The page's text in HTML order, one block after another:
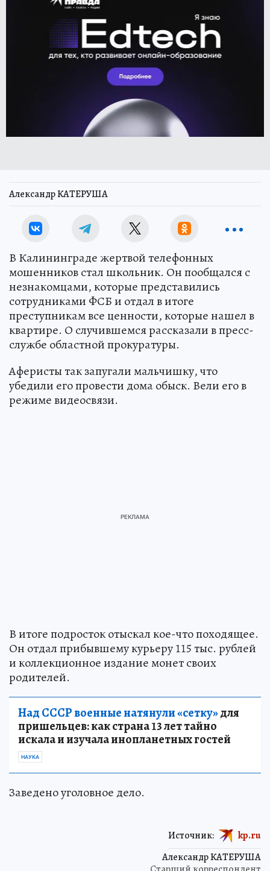
Александр КАТЕРУША
В Калининграде жертвой телефонных
мошенников стал школьник. Он пообщался с
незнакомцами, которые представились
сотрудниками ФСБ и отдал в итоге
преступникам все ценности, которые нашел в
квартире. О случившемся рассказали в пресс-
службе областной прокуратуры.
Аферисты так запугали мальчишку, что
убедили его провести дома обыск. Вели его в
режиме видеосвязи.
В итоге подросток отыскал кое-что походящее.
Он отдал прибывшему курьеру 115 тыс. рублей
и коллекционное издание монет своих
родителей.
Над СССР военные натянули «сетку»для
пришельцев: как страна 13 лет тайно
искала и изучала инопланетных гостей
НАУКА
Заведено уголовное дело.
Александр КАТЕРУША
Источник: kp.ru